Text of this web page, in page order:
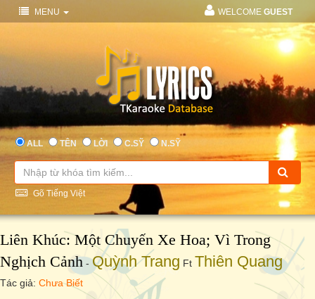
MENU WELCOME GUEST
ALL TÊN LỜI C.SỸ N.SỸ
Gõ Tiếng Việt
Liên Khúc: Một Chuyến Xe Hoa; Vì Trong
Nghịch Cảnh - Quỳnh Trang Ft Thiên Quang
Tác giả: Chưa Biết